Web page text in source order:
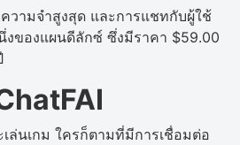
วามจำสูงสุด และการแชทกับผู้ใช้
ของแผนดีลักซ์ ซึ่งมีราคา $59.00
ล่นเกม ใครก็ตามที่มีการเชื่อมต่อ